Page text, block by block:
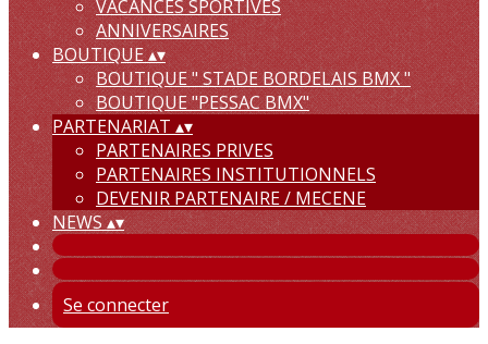
VACANCES SPORTIVES
ANNIVERSAIRES
BOUTIQUE▴▾
BOUTIQUE " STADE BORDELAIS BMX "
BOUTIQUE "PESSAC BMX"
PARTENARIAT ▴▾
PARTENAIRES PRIVES
PARTENAIRES INSTITUTIONNELS
DEVENIR PARTENAIRE / MECENE
NEWS▴▾
Se connecter